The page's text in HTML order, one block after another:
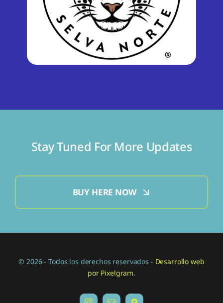
Stay Tuned For More Updates
BUY HERE NOW
© 2026 - Todos los derechos reservados - Desarrollo web
por Pixelgram.